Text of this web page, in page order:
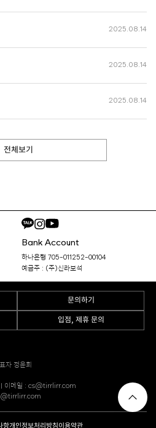
2025.08.14
2025.08.14
2025.08.14
전체보기
Bank Account
하나은행 705-011252-00104
예금주 : (주)신라보석
문의하기
입점, 제휴 문의
자 정윤희
| 이메일 : cs@tirrlirr.com